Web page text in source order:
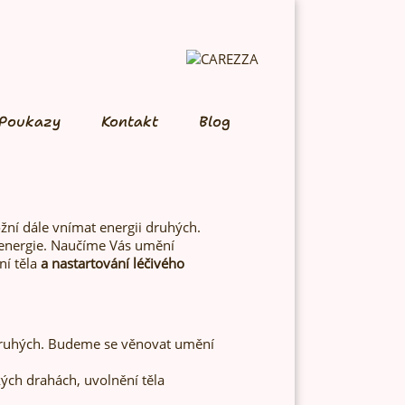
Kontakt Blog
dále vnímat energii druhých.
Naučíme Vás umění
těla a nastartování léčivého
Budeme se věnovat umění
drahách, uvolnění těla